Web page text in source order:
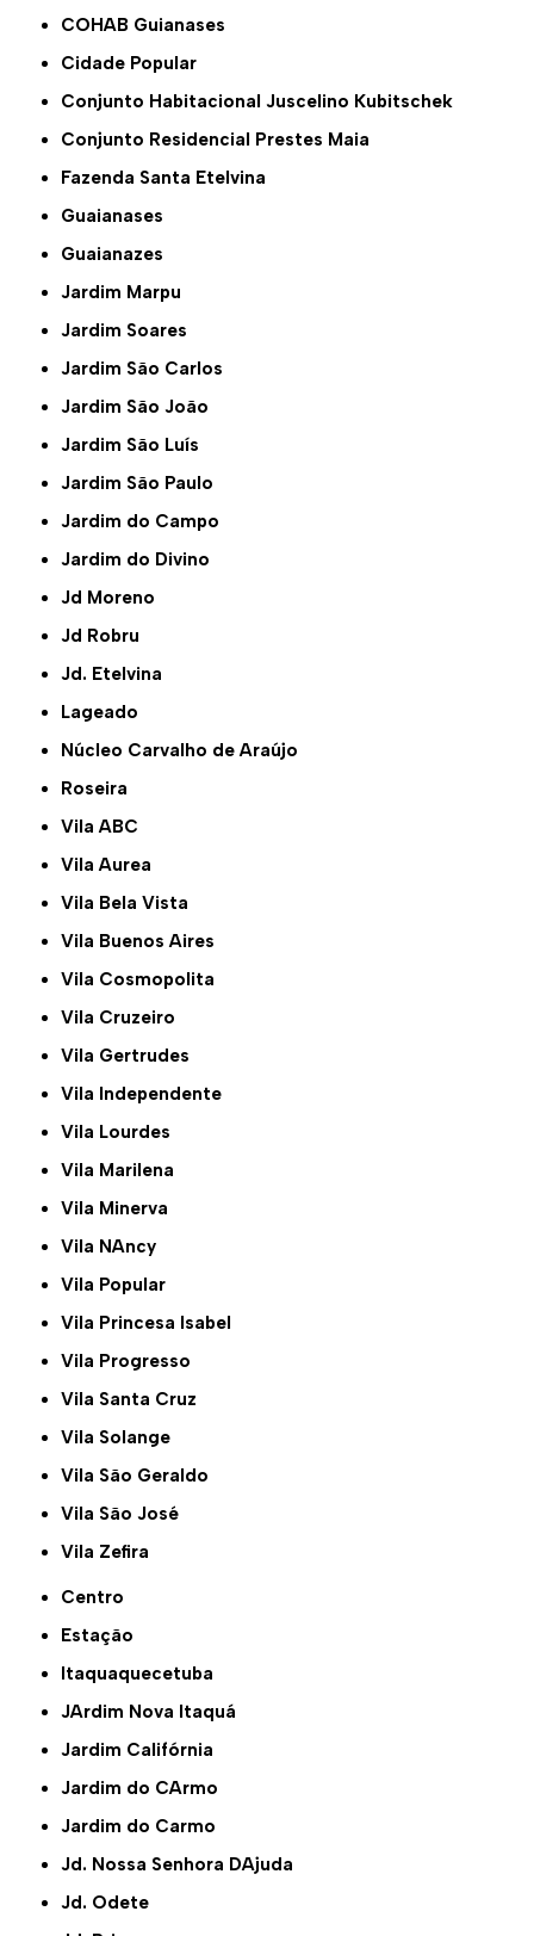
COHAB Guianases
Cidade Popular
Conjunto Habitacional Juscelino Kubitschek
Conjunto Residencial Prestes Maia
Fazenda Santa Etelvina
Guaianases
Guaianazes
Jardim Marpu
Jardim Soares
Jardim São Carlos
Jardim São João
Jardim São Luís
Jardim São Paulo
Jardim do Campo
Jardim do Divino
Jd Moreno
Jd Robru
Jd. Etelvina
Lageado
Núcleo Carvalho de Araújo
Roseira
Vila ABC
Vila Aurea
Vila Bela Vista
Vila Buenos Aires
Vila Cosmopolita
Vila Cruzeiro
Vila Gertrudes
Vila Independente
Vila Lourdes
Vila Marilena
Vila Minerva
Vila NAncy
Vila Popular
Vila Princesa Isabel
Vila Progresso
Vila Santa Cruz
Vila Solange
Vila São Geraldo
Vila São José
Vila Zefira
Centro
Estação
Itaquaquecetuba
JArdim Nova Itaquá
Jardim Califórnia
Jardim do CArmo
Jardim do Carmo
Jd. Nossa Senhora DAjuda
Jd. Odete